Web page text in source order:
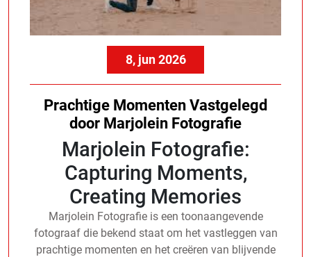
8, jun 2026
Prachtige Momenten Vastgelegd
door Marjolein Fotografie
Marjolein Fotografie:
Capturing Moments,
Creating Memories
Marjolein Fotografie is een toonaangevende
fotograaf die bekend staat om het vastleggen van
prachtige momenten en het creëren van blijvende